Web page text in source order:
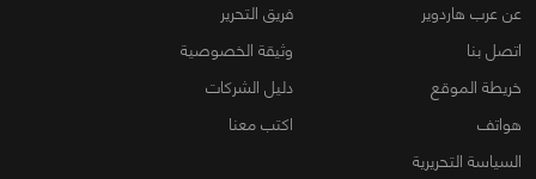
عن عرب هاردوير
فريق التحرير
اتصل بنا
وثيقة الخصوصية
خريطة الموقع
دليل الشركات
هواتف
اكتب معنا
السياسة التحريرية